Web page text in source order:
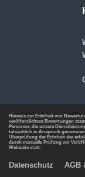
Hinweis zur Echtheit von
veröffentlichten Bewertungen
Personen, die unsere
tatsächlich in Anspruch
Überprüfung der Echtheit der
durch manuelle Prüfung vor
Webseite statt.
Datenschutz AGB